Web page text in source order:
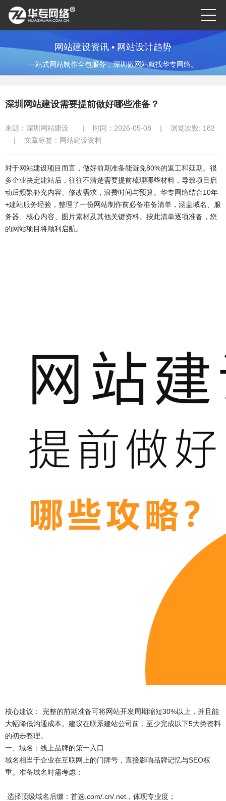
网站建设资讯 • 网站设计趋势
一站式网站制作全包服务，深圳做网站就找华专网络。
深圳网站建设需要提前做好哪些准备？
来源： 深圳网站建设 | 时间：2026-05-08 | 浏览次数: 182
|
文章标签： 网站建设资料
对于网站建设项目而言，做好前期准备能避免80%的返工和延期。很
多企业决定建站后，往往不清楚需要提前梳理哪些材料，导致项目启
动后频繁补充内容、修改需求，浪费时间与预算。华专网络结合10年
+建站服务经验，整理了一份网站制作前必备准备清单，涵盖域名、服
务器、核心内容、图片素材及其他关键资料。按此清单逐项准备，您
的网站项目将顺利启航。
核心建议： 完整的前期准备可将网站开发周期缩短30%以上，并且能
大幅降低沟通成本。建议在联系建站公司前，至少完成以下5大类资料
的初步整理。
一、域名：线上品牌的第一入口
域名相当于企业在互联网上的门牌号，直接影响品牌记忆与SEO权
重。准备域名时需考虑：
选择顶级域名后缀：首选.com/.cn/.net，体现专业度；